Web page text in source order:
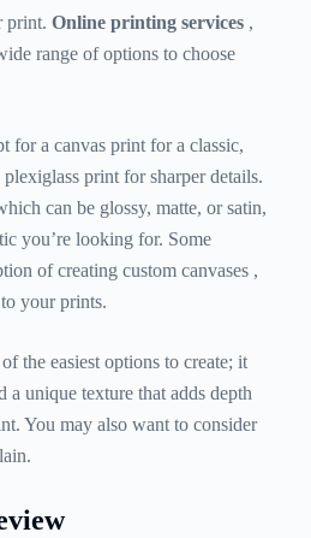
print. Online printing services ,
range of options to choose
for a canvas print for a classic,
print for sharper details.
can be glossy, matte, or satin,
you’re looking for. Some
of creating custom canvases ,
your prints.
the easiest options to create; it
a unique texture that adds depth
You may also want to consider